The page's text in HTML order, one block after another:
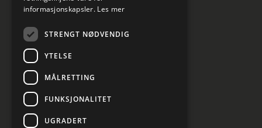
Cookies innstillinger
informasjonskapsler. Les mer
STRENGT NØDVENDIG
YTELSE
MÅLRETTING
FUNKSJONALITET
UGRADERT